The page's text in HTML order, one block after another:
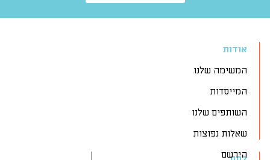
אודות
המשימה שלנו
המייסדות
השותפים שלנו
שאלות נפוצות
הירשם